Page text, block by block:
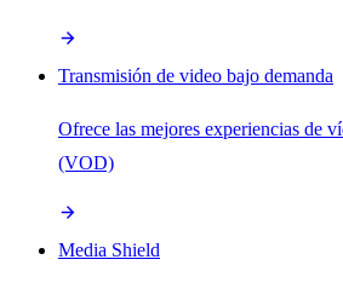
Transmisión de video bajo demanda
Ofrece las mejores experiencias de
(VOD)
Media Shield